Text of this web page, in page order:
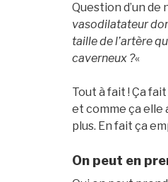
Question d’un de
vasodilatateur
taille de l’artère
caverneux ?«
Tout à fait ! Ça
et comme ça elle
plus. En fait ça
On peut en